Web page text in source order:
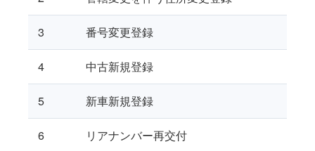
3 番号変更登録
4 中古新規登録
5 新車新規登録
6 リアナンバー再交付